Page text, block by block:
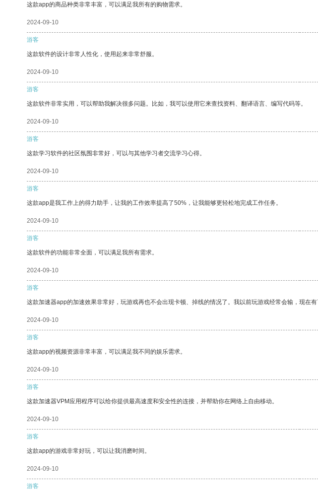
这款app的商品种类非常丰富，可以满足我所有的购物需求。
2024-09-10
游客
这款软件的设计非常人性化，使用起来非常舒服。
2024-09-10
游客
这款软件非常实用，可以帮助我解决很多问题。比如，我可以使用它来查找资料、翻译语言、编写代码等。
2024-09-10
游客
这款学习软件的社区氛围非常好，可以与其他学习者交流学习心得。
2024-09-10
游客
这款app是我工作上的得力助手，让我的工作效率提高了50%，让我能够更轻松地完成工作任务。
2024-09-10
游客
这款软件的功能非常全面，可以满足我所有需求。
2024-09-10
游客
这款加速器app的加速效果非常好，玩游戏再也不会出现卡顿、掉线的情况了。我以前玩游戏经常会输，现在
2024-09-10
游客
这款app的视频资源非常丰富，可以满足我不同的娱乐需求。
2024-09-10
游客
这款加速器VPM应用程序可以给你提供最高速度和安全性的连接，并帮助你在网络上自由移动。
2024-09-10
游客
这款app的游戏非常好玩，可以让我消磨时间。
2024-09-10
游客